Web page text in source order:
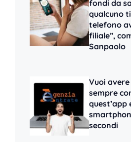
fondi da
qualcuno
telefono
filiale”,
Sanpaolo
Vuoi
sempre
quest’app
secondi